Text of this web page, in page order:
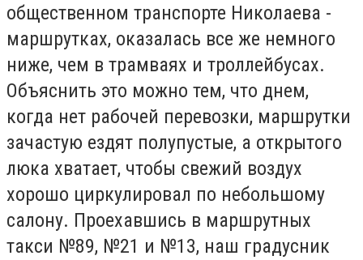
общественном транспорте Николаева -
маршрутках, оказалась все же немного
ниже, чем в трамваях и троллейбусах.
Объяснить это можно тем, что днем,
когда нет рабочей перевозки, маршрутки
зачастую ездят полупустые, а открытого
люка хватает, чтобы свежий воздух
хорошо циркулировал по небольшому
салону. Проехавшись в маршрутных
такси №89, №21 и №13, наш градусник